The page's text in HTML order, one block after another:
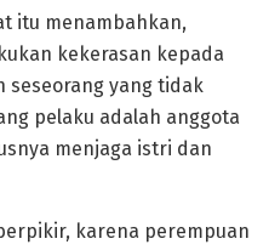
itu menambahkan,
kekerasan kepada
seseorang yang tidak
pelaku adalah anggota
menjaga istri dan
karena perempuan